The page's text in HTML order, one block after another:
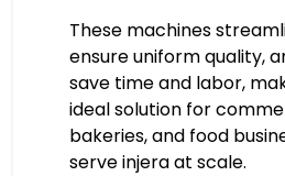
These machines
ensure uniform quality,
save time and labor,
ideal solution for
bakeries, and food
serve injera at scale.